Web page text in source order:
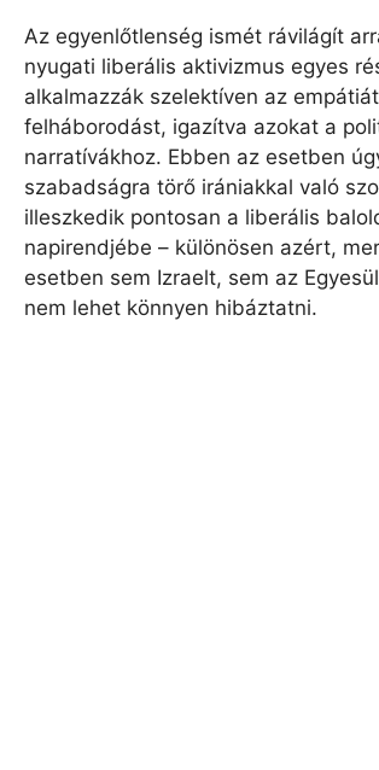
Az egyenlőtlenség ismét rávilágít
nyugati liberális aktivizmus egyes
alkalmazzák szelektíven az
felháborodást, igazítva azokat a
narratívákhoz. Ebben az esetben
szabadságra törő irániakkal való
illeszkedik pontosan a liberális
napirendjébe – különösen azért,
esetben sem Izraelt, sem az
nem lehet könnyen hibáztatni.